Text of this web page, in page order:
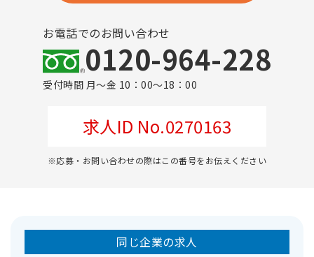
お電話でのお問い合わせ
0120-964-228
受付時間 月～金 10：00～18：00
求人ID No.0270163
※応募・お問い合わせの際はこの番号をお伝えください
同じ企業の求人